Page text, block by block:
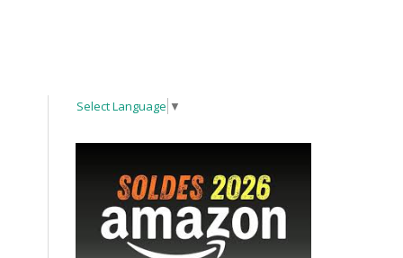
Select Language ▼